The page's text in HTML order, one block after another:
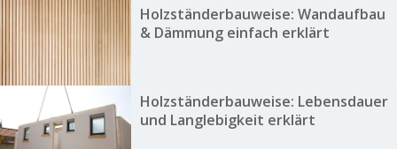
Holzständerbauweise: Wandaufbau
& Dämmung einfach erklärt
Holzständerbauweise: Lebensdauer
und Langlebigkeit erklärt